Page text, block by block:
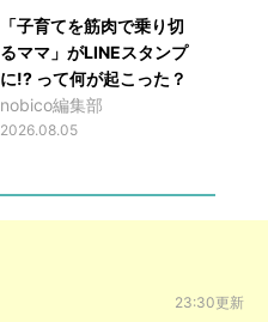
「子育てを筋肉で乗り切
るママ」がLINEスタンプ
に!? って何が起こった？
nobico編集部
2026.08.05
23:30更新